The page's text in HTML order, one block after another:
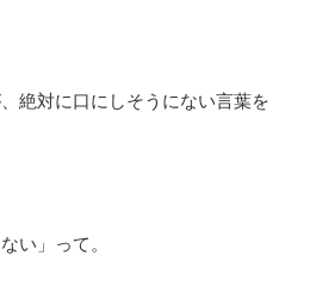
絶対に口にしそうにない言葉を
い」って。